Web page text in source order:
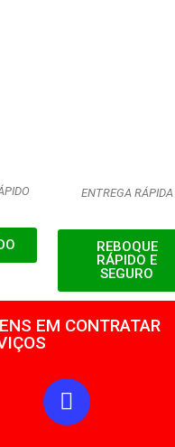
ENTREGA RÁPIDA
REBOQUE
RÁPIDO E
SEGURO
EM CONTRATAR